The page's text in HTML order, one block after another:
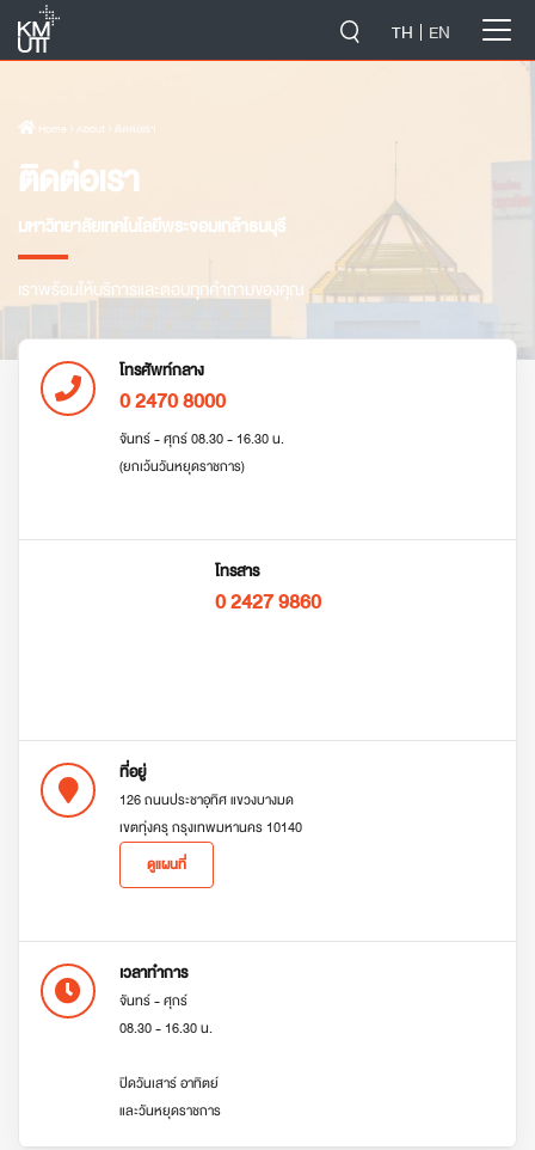
TH EN
Home › About › ติดต่อเรา
ติดต่อเรา
มหาวิทยาลัยเทคโนโลยีพระจอมเกล้าธนบุรี
เราพร้อมให้บริการและตอบทุกคำถามของคุณ
โทรศัพท์กลาง
0 2470 8000
จันทร์ - ศุกร์ 08.30 - 16.30 น.
(ยกเว้นวันหยุดราชการ)
โทรสาร
0 2427 9860
ที่อยู่
126 ถนนประชาอุทิศ แขวงบางมด
เขตทุ่งครุ กรุงเทพมหานคร 10140
ดูแผนที่
เวลาทำการ
จันทร์ - ศุกร์
08.30 - 16.30 น.
ปิดวันเสาร์ อาทิตย์
และวันหยุดราชการ